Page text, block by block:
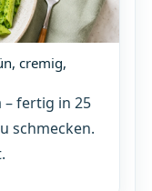
cremig,
– fertig in 25
schmecken.